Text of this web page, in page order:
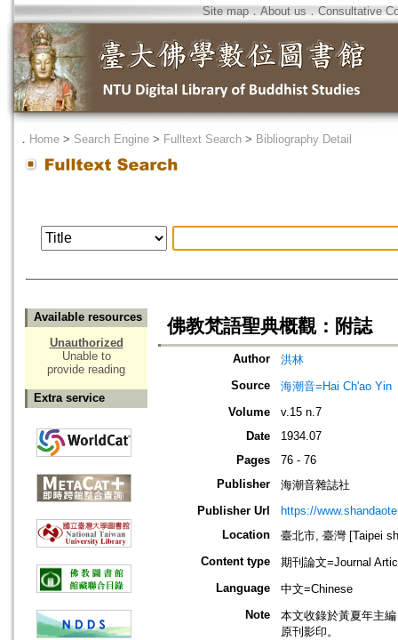
Site map．About us ． Consultative
． Home > Search Engine > Fulltext Search > Bibliography Detail
Available resources
Unauthorized
Unable to
provide reading
Extra service
佛教梵語聖典概觀：附誌
Author
洪林
Source
海潮音=Hai Ch'ao Yin
Volume
v.15 n.7
Date
1934.07
Pages
76 - 76
Publisher
海潮音雜誌社
Publisher Url
https://
Location
臺北市, 臺灣 [Taipei
Content type
期刊論文=Journal
Language
中文=Chinese
Note
本文收錄於黃夏年主
原刊影印。